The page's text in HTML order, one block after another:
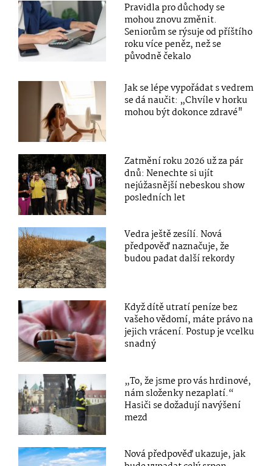
Pravidla pro důchody se
mohou znovu změnit.
Seniorům se rýsuje od příštího
roku více peněz, než se
původně čekalo
Jak se lépe vypořádat s vedrem
se dá naučit: „Chvíle v horku
mohou být dokonce zdravé"
Zatmění roku 2026 už za pár
dnů: Nenechte si ujít
nejúžasnější nebeskou show
posledních let
Vedra ještě zesílí. Nová
předpověď naznačuje, že
budou padat další rekordy
Když dítě utratí peníze bez
vašeho vědomí, máte právo na
jejich vrácení. Postup je vcelku
snadný
„To, že jsme pro vás hrdinové,
nám složenky nezaplatí.“
Hasiči se dožadují navýšení
mezd
Nová předpověď ukazuje, jak